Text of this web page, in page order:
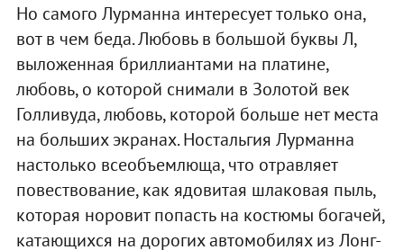
Но самого Лурманна интересует только она,
вот в чем беда. Любовь в большой буквы Л,
выложенная бриллиантами на платине,
любовь, о которой снимали в Золотой век
Голливуда, любовь, которой больше нет места
на больших экранах. Ностальгия Лурманна
настолько всеобъемлюща, что отравляет
повествование, как ядовитая шлаковая пыль,
которая норовит попасть на костюмы богачей,
катающихся на дорогих автомобилях из Лонг-